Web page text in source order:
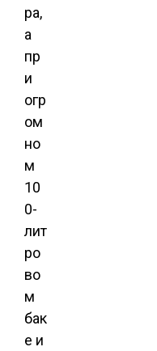
ра,
а
пр
и
огр
ом
но
м
10
0-
лит
ро
во
м
бак
е и